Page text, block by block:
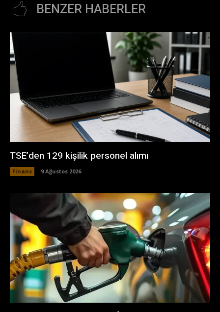
BENZER HABERLER
TSE’den 129 kişilik personel alımı
Finans 9 Ağustos 2026